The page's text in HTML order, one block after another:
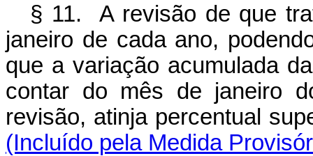
§ 11. A revisão de que
janeiro de cada ano,
que a variação acumulada
contar do mês de janeiro
revisão, atinja
(Incluído pela Medida